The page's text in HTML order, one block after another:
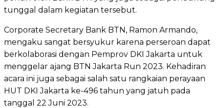
tunggal dalam kegiatan tersebut.
Corporate Secretary Bank BTN, Ramon Armando,
mengaku sangat bersyukur karena perseroan dapat
berkolaborasi dengan Pemprov DKI Jakarta untuk
menggelar ajang BTN Jakarta Run 2023. Kehadiran
acara ini juga sebagai salah satu rangkaian perayaan
HUT DKI Jakarta ke-496 tahun yang jatuh pada
tanggal 22 Juni 2023.